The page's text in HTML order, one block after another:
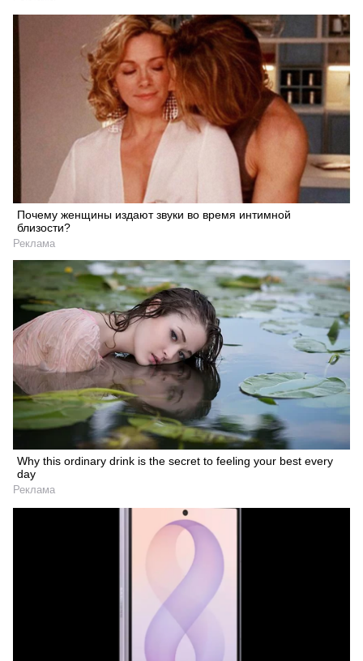
Почему женщины издают звуки во время интимной
близости?
Реклама
Why this ordinary drink is the secret to feeling your best every
day
Реклама